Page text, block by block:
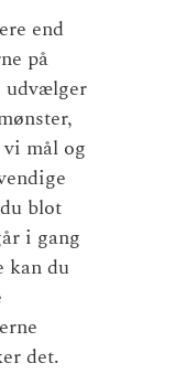
end
på
udvælger
mål og
blot
i gang
kan du
det.